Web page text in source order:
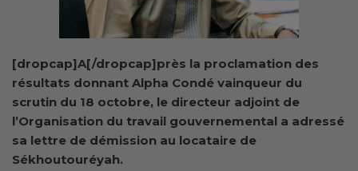
[dropcap]A[/dropcap]près la proclamation des
résultats donnant Alpha Condé vainqueur du
scrutin du 18 octobre, le directeur adjoint de
l’Organisation du travail gouvernemental a adressé
sa lettre de démission au locataire de
Sékhoutouréyah.